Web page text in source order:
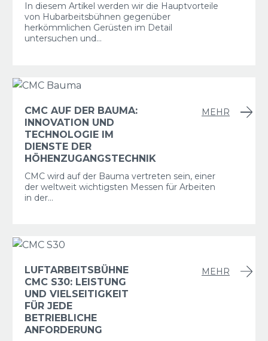
In diesem Artikel werden wir die Hauptvorteile
von Hubarbeitsbühnen gegenüber
herkömmlichen Gerüsten im Detail
untersuchen und...
CMC AUF DER BAUMA:
INNOVATION UND
TECHNOLOGIE IM
DIENSTE DER
HÖHENZUGANGSTECHNIK
CMC wird auf der Bauma vertreten sein, einer
der weltweit wichtigsten Messen für Arbeiten
in der...
MEHR
LUFTARBEITSBÜHNE
CMC S30: LEISTUNG
UND VIELSEITIGKEIT
FÜR JEDE
BETRIEBLICHE
ANFORDERUNG
MEHR